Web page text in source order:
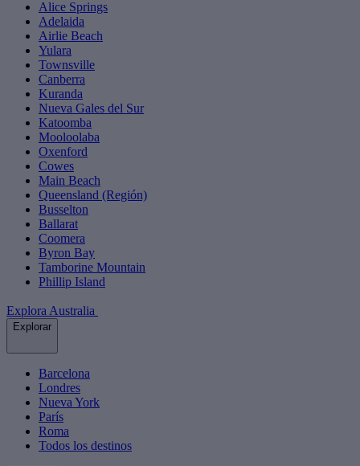
Alice Springs
Adelaida
Airlie Beach
Yulara
Townsville
Canberra
Kuranda
Nueva Gales del Sur
Katoomba
Mooloolaba
Oxenford
Cowes
Main Beach
Queensland (Región)
Busselton
Ballarat
Coomera
Byron Bay
Tamborine Mountain
Phillip Island
Explora Australia
Explorar
Barcelona
Londres
Nueva York
París
Roma
Todos los destinos